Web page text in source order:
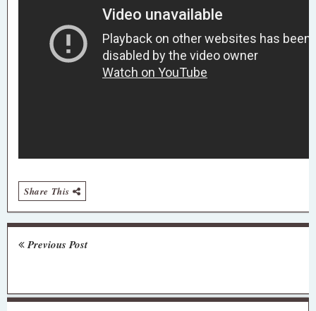
Share This
Previous Post